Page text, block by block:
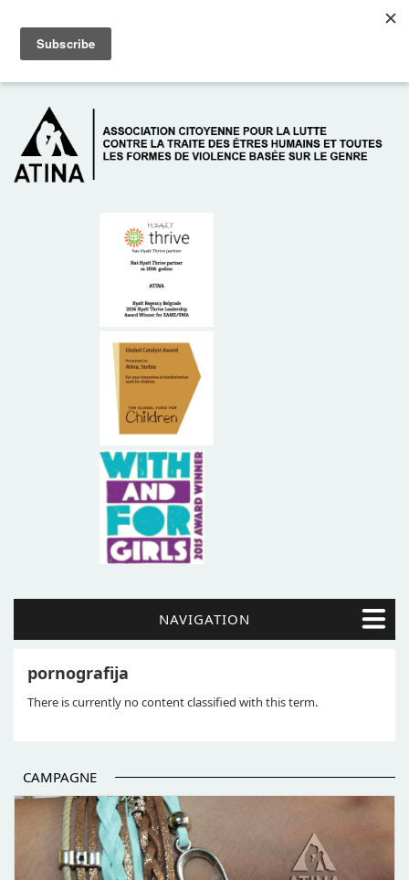
À PROPOS DE NOUS
NAVIGATION
pornografija
There is currently no content classified with this term.
CAMPAGNE